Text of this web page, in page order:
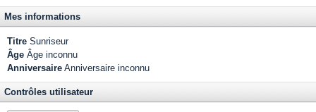
Mes informations
Titre Sunriseur
Âge Âge inconnu
Anniversaire Anniversaire inconnu
Contrôles utilisateur